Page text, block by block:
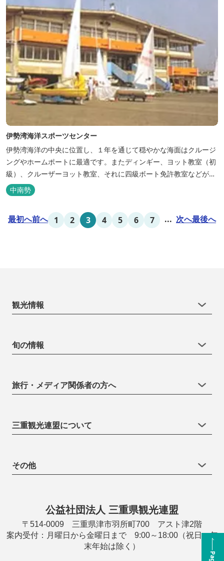
伊勢湾海洋スポーツセンター
伊勢湾海洋の中央に位置し、１年を通じて穏やかな海面はクルージ
ングやホームポートに最適です。またディンギー、ヨット教室（初
級）、クルーザーヨット教室、それに四級ボート免許教室などが開
催されています。レンタルヨットもあります。
中南勢
最初へ前へ 1 2 3 4 5 6 7 ... 次へ最後へ
観光情報
旬の情報
旅行・メディア関係者の方へ
三重観光連盟について
その他
公益社団法人 三重県観光連盟
〒514-0009 三重県津市羽所町700 アスト津2階
案内受付：月曜日から金曜日まで 9:00～18:00（祝日・年
末年始は除く）